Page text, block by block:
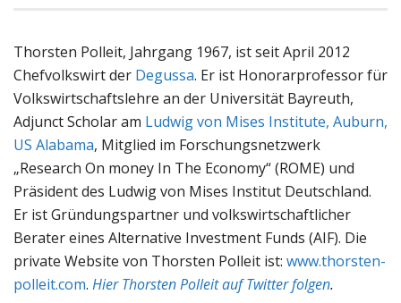
Thorsten Polleit, Jahrgang 1967, ist seit April 2012
Chefvolkswirt der Degussa. Er ist Honorarprofessor für
Volkswirtschaftslehre an der Universität Bayreuth,
Adjunct Scholar am Ludwig von Mises Institute, Auburn,
US Alabama, Mitglied im Forschungsnetzwerk
„Research On money In The Economy“ (ROME) und
Präsident des Ludwig von Mises Institut Deutschland.
Er ist Gründungspartner und volkswirtschaftlicher
Berater eines Alternative Investment Funds (AIF). Die
private Website von Thorsten Polleit ist: www.thorsten-
polleit.com. Hier Thorsten Polleit auf Twitter folgen.